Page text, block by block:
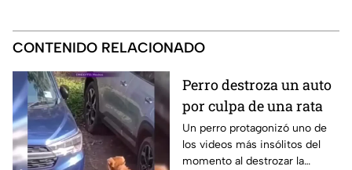
CONTENIDO RELACIONADO
Perro destroza un auto
por culpa de una rata
Un perro protagonizó uno de
los videos más insólitos del
momento al destrozar la